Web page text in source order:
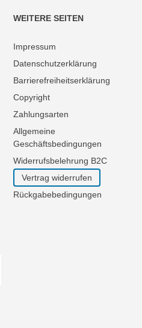
WEITERE SEITEN
Impressum
Datenschutzerklärung
Barrierefreiheitserklärung
Copyright
Zahlungsarten
Allgemeine
Geschäftsbedingungen
Widerrufsbelehrung B2C
Vertrag widerrufen
Rückgabebedingungen